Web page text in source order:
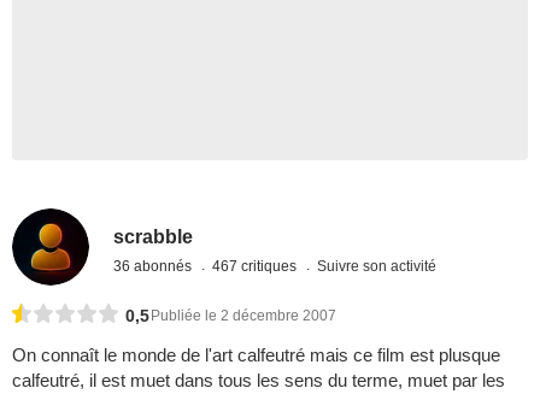
scrabble
36 abonnés 467 critiques Suivre son activité
0,5 Publiée le 2 décembre 2007
On connaît le monde de l'art calfeutré mais ce film est plusque
calfeutré, il est muet dans tous les sens du terme, muet par les